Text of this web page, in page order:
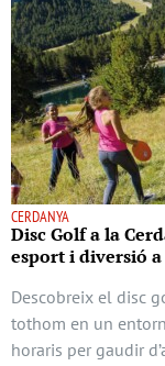
CERDANYA
Disc Golf a la
esport i diversió
Descobreix el disc
tothom en un
horaris per gaudir